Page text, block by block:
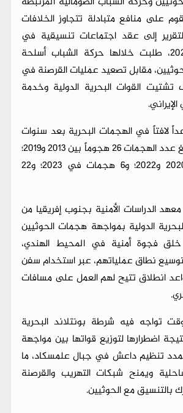
على منافع متبادلة تتجاوز الخلافات
إلى عقد اجتماعات تنسيقية في
يوليو وسبتمبر 2024، طلبت خلالها حركة الشباب أسلحة
مقابل تصعيد عمليات القرصنة في
القوات البحرية الدولية وخدمة
لافتاً في الهجمات البحرية بعد سنوات
من الركود، حيث بلغ عدد الهجمات 26 هجوماً بين 2013 و2019؛
وتوقف تام بين 2020 و2022؛ و6 هجمات في 2023؛ و22
الدراسات الأمنية بجنوب إفريقيا من
الدولية بمواجهة هجمات الحوثيين
خلق فجوة أمنية في المحيط الهندي،
نطاق عملياتهم، عبر استخدام سفن
انطلاق تتيح لهم العمل على مسافات
تواجه فيه شرطة بونتلاند البحرية
اضطرارها لتوزيع قواتها بين مواجهة
تنظيم داعش في جبال علمسكاد، ما
ويمنح شبكات التهريب والقرصنة
بالتنسيق مع الحوثيين.